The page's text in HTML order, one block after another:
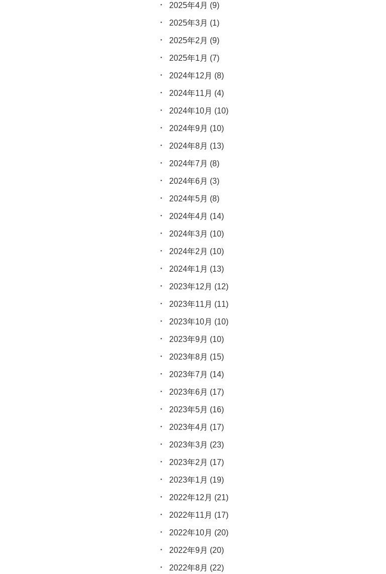
2025年4月 (9)
2025年3月 (1)
2025年2月 (9)
2025年1月 (7)
2024年12月 (8)
2024年11月 (4)
2024年10月 (10)
2024年9月 (10)
2024年8月 (13)
2024年7月 (8)
2024年6月 (3)
2024年5月 (8)
2024年4月 (14)
2024年3月 (10)
2024年2月 (10)
2024年1月 (13)
2023年12月 (12)
2023年11月 (11)
2023年10月 (10)
2023年9月 (10)
2023年8月 (15)
2023年7月 (14)
2023年6月 (17)
2023年5月 (16)
2023年4月 (17)
2023年3月 (23)
2023年2月 (17)
2023年1月 (19)
2022年12月 (21)
2022年11月 (17)
2022年10月 (20)
2022年9月 (20)
2022年8月 (22)